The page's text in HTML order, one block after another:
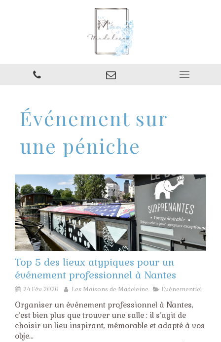
Événement sur
une péniche
Top 5 des lieux atypiques pour un
événement professionnel à Nantes
24 Fév 2026 Les Maisons de Madeleine Evénementiel
Organiser un événement professionnel à Nantes,
c’est bien plus que trouver une salle : il s’agit de
choisir un lieu inspirant, mémorable et adapté à vos
obje...